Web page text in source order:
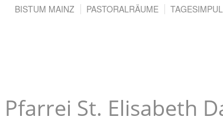
Pfarrei St. Elisabeth
BISTUM MAINZ PASTORALRÄUME